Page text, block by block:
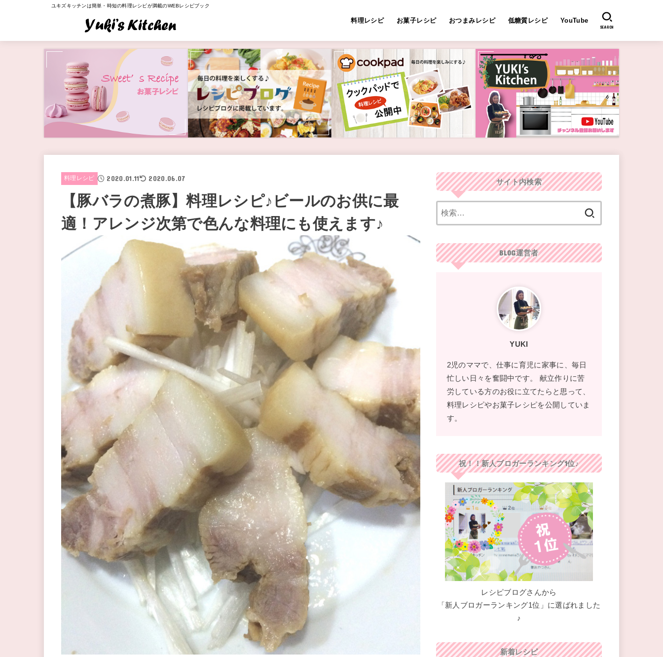
ユキズキッチンは簡単・時短の料理レシピが満載のWEBレシピブック
料理レシピ お菓子レシピ おつまみレシピ 低糖質レシピ YouTube
SEARCH
料理レシピ 2020.01.11 2020.06.07
【豚バラの煮豚】料理レシピ♪ビールのお供に最
適！アレンジ次第で色んな料理にも使えます♪
サイト内検索
BLOG運営者
YUKI
2児のママで、仕事に育児に家事に、毎日
忙しい日々を奮闘中です。 献立作りに苦
労している方のお役に立てたらと思って、
料理レシピやお菓子レシピを公開していま
す。
祝！！新人ブロガーランキング1位♪
レシピブログさんから
「新人ブロガーランキング1位」に選ばれました
♪
新着レシピ